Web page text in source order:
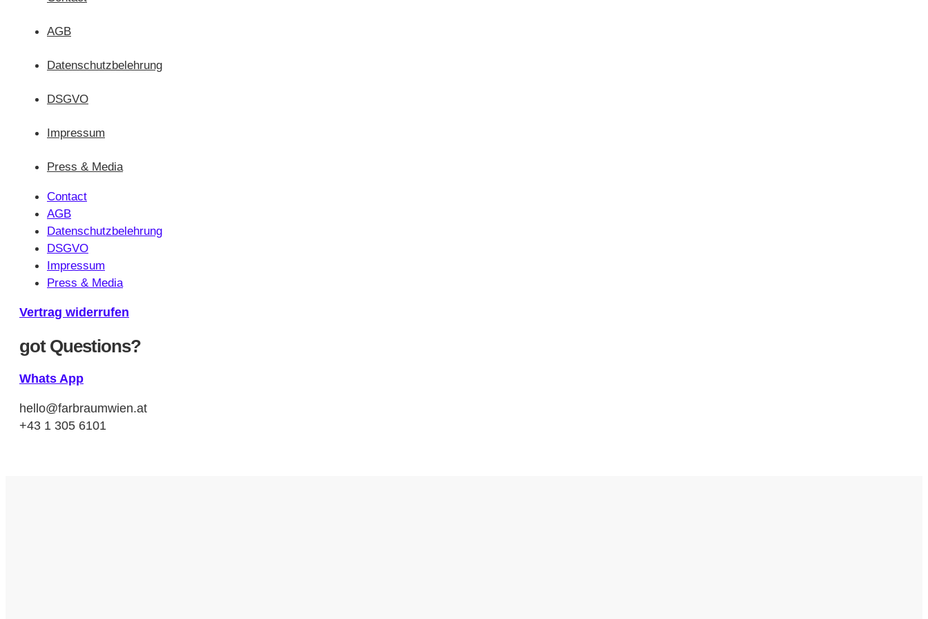
AGB
Datenschutzbelehrung
DSGVO
Impressum
Press & Media
Contact
AGB
Datenschutzbelehrung
DSGVO
Impressum
Press & Media
Vertrag widerrufen
got Questions?
Whats App
hello@farbraumwien.at
+43 1 305 6101